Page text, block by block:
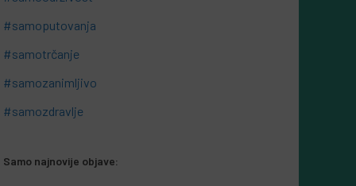
#samoputovanja
#samotrčanje
#samozanimljivo
#samozdravlje
Samo najnovije objave:
#SAMOKULTURA